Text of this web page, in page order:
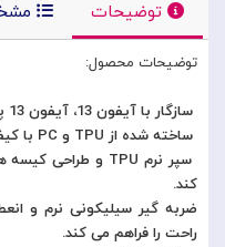
توضیحات
توضیحات محصول:
سازگار با آیفون 13، آیفون 13 پرو و ​​آیفون 13 پرو مکس.
ساخته شده از TPU و PC با کیفیت بالا.
کند.
ضربه گیر سیلیکونی نرم و
راحت را فراهم می کند.